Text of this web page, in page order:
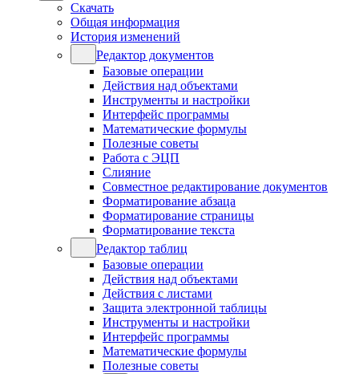
Скачать
Общая информация
История изменений
Редактор документов
Базовые операции
Действия над объектами
Инструменты и настройки
Интерфейс программы
Математические формулы
Полезные советы
Работа с ЭЦП
Слияние
Совместное редактирование документов
Форматирование абзаца
Форматирование страницы
Форматирование текста
Редактор таблиц
Базовые операции
Действия над объектами
Действия с листами
Защита электронной таблицы
Инструменты и настройки
Интерфейс программы
Математические формулы
Полезные советы